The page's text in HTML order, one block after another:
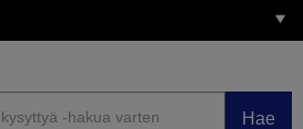
Hae